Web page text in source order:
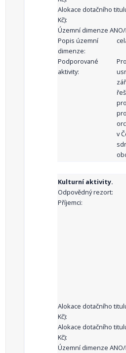
Alokace dotačního
Kč):
Územní dimenze ANO/
Popis územní
dimenze:
Podporované
aktivity:
v
Kulturní aktivity.
Odpovědný rezort:
Příjemci:
Alokace dotačního
Kč):
Alokace dotačního
Kč):
Územní dimenze ANO/